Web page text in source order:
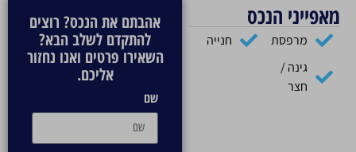
מאפייני הנכס
מרפסת
חנייה
גינה /
חצר
אהבתם את הנכס? רוצים
להתקדם לשלב הבא?
השאירו פרטים ואנו נחזור
אליכם.
שם